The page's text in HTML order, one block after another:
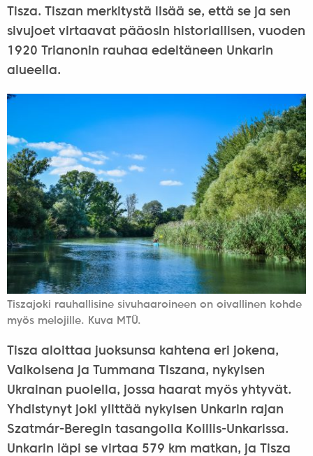
Tisza. Tiszan merkitystä lisää se, että se ja sen
sivujoet virtaavat pääosin historiallisen, vuoden
1920 Trianonin rauhaa edeltäneen Unkarin
alueella.
Tiszajoki rauhallisine sivuhaaroineen on oivallinen kohde
myös melojille. Kuva MTÜ.
Tisza aloittaa juoksunsa kahtena eri jokena,
Valkoisena ja Tummana Tiszana, nykyisen
Ukrainan puolella, jossa haarat myös yhtyvät.
Yhdistynyt joki ylittää nykyisen Unkarin rajan
Szatmár-Beregin tasangolla Koillis-Unkarissa.
Unkarin läpi se virtaa 579 km matkan, ja Tisza